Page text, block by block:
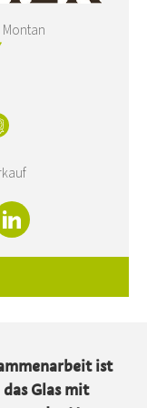
Montan
ist
Glas mit